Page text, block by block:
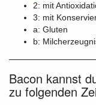
2: mit
3: mit
a: Gluten
b:
Bacon kannst
zu folgenden